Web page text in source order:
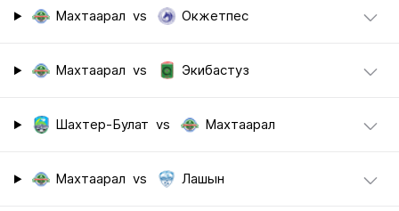
Махтаарал vs Окжетпес
Махтаарал vs Экибастуз
Шахтер-Булат vs Махтаарал
Махтаарал vs Лашын